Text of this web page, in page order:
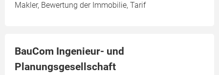
Makler, Bewertung der Immobilie, Tarif
BauCom Ingenieur- und
Planungsgesellschaft